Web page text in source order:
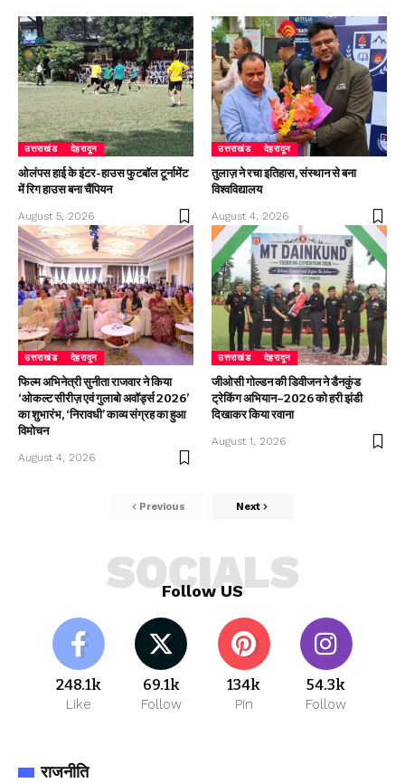
उत्तराखंड देहरादून
ओलंपस हाई के इंटर-हाउस फुटबॉल टूर्नामेंट
में रिग हाउस बना चैंपियन
August 5, 2026
उत्तराखंड देहरादून
तुलाज़ ने रचा इतिहास, संस्थान से बना
विश्वविद्यालय
August 4, 2026
उत्तराखंड देहरादून
फिल्म अभिनेत्री सुनीता राजवार ने किया
‘ओकल्ट सीरीज़ एवं गुलाबो अवॉर्ड्स 2026’
का शुभारंभ, ‘निरावधी’ काव्य संग्रह का हुआ
विमोचन
August 4, 2026
उत्तराखंड देहरादून
जीओसी गोल्डन की डिवीजन ने डैनकुंड
ट्रेकिंग अभियान–2026 को हरी झंडी
दिखाकर किया रवाना
August 1, 2026
Previous Next
Follow US
SOCIALS
248.1k
Like
69.1k
Follow
134k
Pin
54.3k
Follow
राजनीति